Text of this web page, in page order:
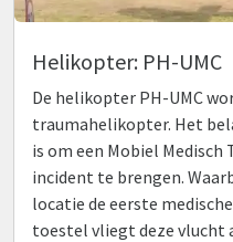
Helikopter: PH-UMC
De helikopter PH-UMC
traumahelikopter. Het
is om een Mobiel
incident te brengen.
locatie de eerste
toestel vliegt deze vlucht